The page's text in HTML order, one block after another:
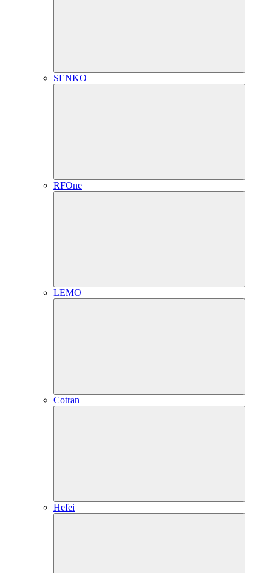
SENKO
RFOne
LEMO
Cotran
Hefei